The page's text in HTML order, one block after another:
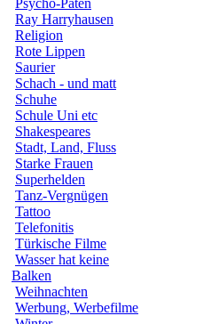
Psycho-Paten
Ray Harryhausen
Religion
Rote Lippen
Saurier
Schach - und matt
Schuhe
Schule Uni etc
Shakespeares
Stadt, Land, Fluss
Starke Frauen
Superhelden
Tanz-Vergnügen
Tattoo
Telefonitis
Türkische Filme
Wasser hat keine
Balken
Weihnachten
Werbung, Werbefilme